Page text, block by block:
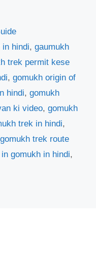
hindi,gaumukh
trek permit kese
, gomukh origin of
hindi, gomukh
ki video, gomukh
trek in hindi,
gomukh trek route
gomukh in hindi,